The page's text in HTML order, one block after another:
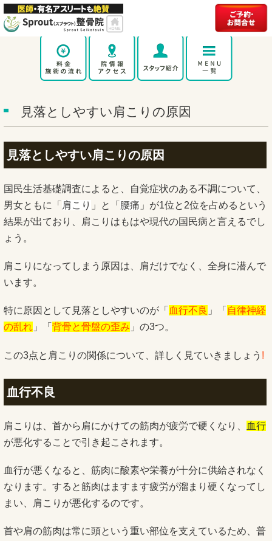
見落としやすい肩こりの原因
見落としやすい肩こりの原因
国民生活基礎調査によると、自覚症状のある不調について、
男女ともに「 肩こり 」と「 腰痛 」が1位と2位を占めるという
結果が出ており、肩こりはもはや現代の国民病と言えるでし
ょう。
肩こりになってしまう原因は、肩だけでなく、全身に潜んで
います。
特に原因として見落としやすいのが「 血行不良 」「 自律神経
の乱れ 」「 背骨と骨盤の歪み 」の3つ。
この3点と肩こりの関係について、詳しく見ていきましょう !
血行不良
肩こりは、首から肩にかけての筋肉が疲労で硬くなり、
血行
が悪化することで引き起こされます。
血行が悪くなると、筋肉に酸素や栄養が十分に供給されなく
なります。すると筋肉はますます疲労が溜まり硬くなってし
まい、肩こりが悪化するのです。
首や肩の筋肉は常に頭という重い部位を支えているため、普